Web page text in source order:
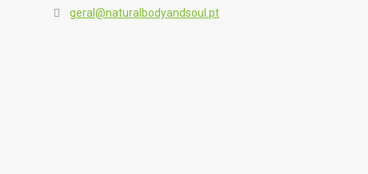
geral@naturalbodyandsoul.pt